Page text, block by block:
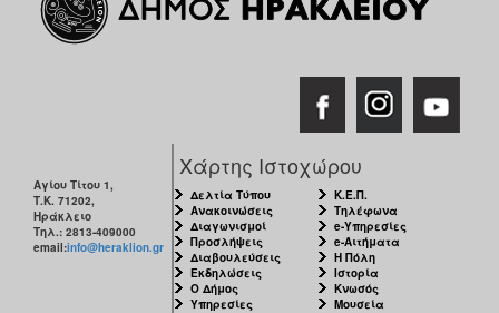
Αγίου Τίτου 1,
Τ.Κ. 71202,
Ηράκλειο
Τηλ.: 2813-409000
email:info@heraklion.gr
Χάρτης Ιστοχώρου
Δελτία Τύπου
Ανακοινώσεις
Διαγωνισμοί
Προσλήψεις
Διαβουλεύσεις
Εκδηλώσεις
Ο Δήμος
Υπηρεσίες
Κ.Ε.Π.
Τηλέφωνα
e-Υπηρεσίες
e-Αιτήματα
Η Πόλη
Ιστορία
Κνωσός
Μουσεία